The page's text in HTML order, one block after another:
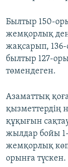
Былтыр 150-
жемқорлық
жақсарып, 136-
былтыр 127-
төмендеген.
Азаматтық
қызметтердің
құқығын
жылдар бойы
жемқорлық
орынға түскен.